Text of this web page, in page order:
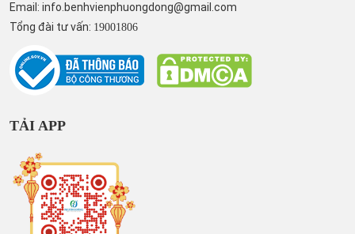
Email: info.benhvienphuongdong@gmail.com
Tổng đài tư vấn: 19001806
TẢI APP